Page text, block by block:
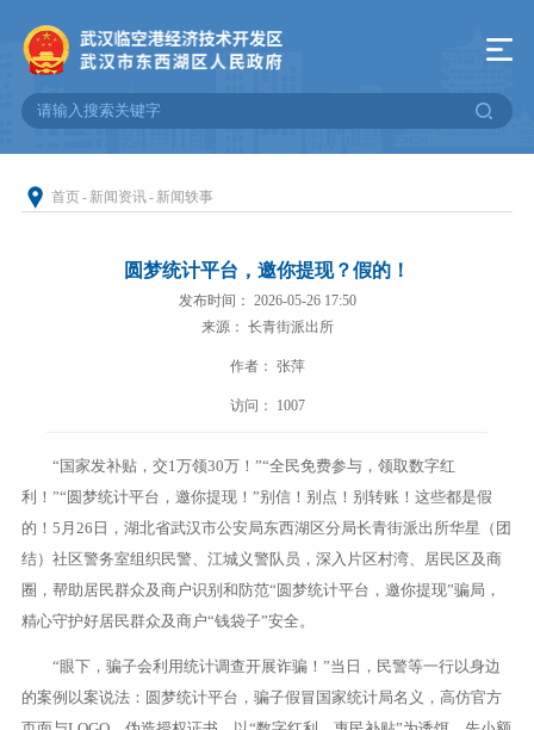
首页- 新闻资讯- 新闻轶事
圆梦统计平台，邀你提现？假的！
发布时间： 2026-05-26 17:50
来源： 长青街派出所
作者： 张萍
访问： 1007
“国家发补贴，交1万领30万！”“全民免费参与，领取数字红
利！”“圆梦统计平台，邀你提现！”别信！别点！别转账！这些都是假
的！5月26日，湖北省武汉市公安局东西湖区分局长青街派出所华星（团
结）社区警务室组织民警、江城义警队员，深入片区村湾、居民区及商
圈，帮助居民群众及商户识别和防范“圆梦统计平台，邀你提现”骗局，
精心守护好居民群众及商户“钱袋子”安全。
“眼下，骗子会利用统计调查开展诈骗！”当日，民警等一行以身边
的案例以案说法：圆梦统计平台，骗子假冒国家统计局名义，高仿官方